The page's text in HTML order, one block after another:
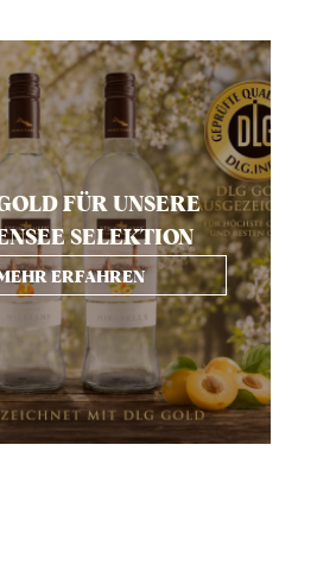
FÜR UNSERE
SELEKTION
ERFAHREN